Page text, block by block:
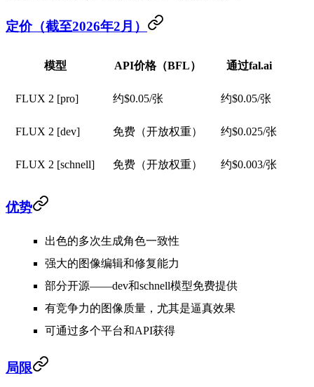
定价（截至2026年2月）
模型 API价格（BFL） 通过fal.ai
FLUX 2 [pro] 约$0.05/张 约$0.05/张
FLUX 2 [dev] 免费（开放权重） 约$0.025/张
FLUX 2 [schnell] 免费（开放权重） 约$0.003/张
优势
出色的多次生成角色一致性
强大的图像编辑和修复能力
部分开源——dev和schnell模型免费提供
有竞争力的图像质量，尤其是逼真效果
可通过多个平台和API获得
局限